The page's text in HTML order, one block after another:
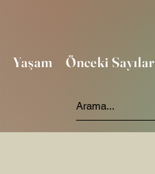
Yaşam Önceki Sayılar